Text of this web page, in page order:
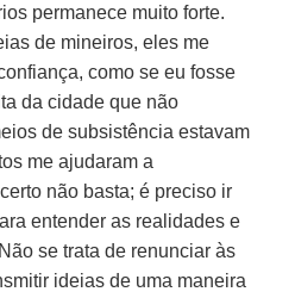
permanece muito forte.
de mineiros, eles me
como se eu fosse
da cidade que não
de subsistência estavam
me ajudaram a
não basta; é preciso ir
entender as realidades e
se trata de renunciar às
ideias de uma maneira